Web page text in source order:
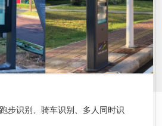
步识别、骑车识别、多人同时识